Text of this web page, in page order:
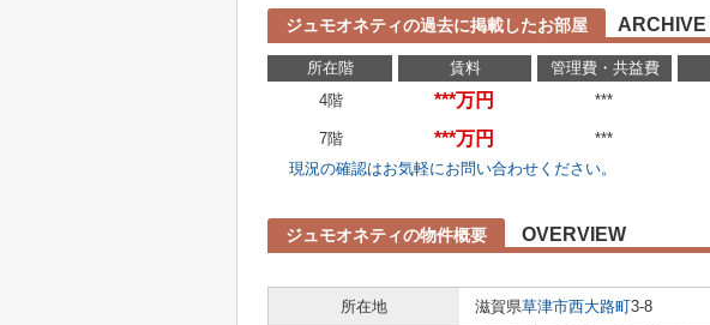
ジュモオネティの過去に掲載したお部屋 ARCHIVE
所在階 賃料 管理費・共益費
4階
***万円 ***
7階 ***万円 ***
現況の確認はお気軽にお問い合わせください。
ジュモオネティの物件概要 OVERVIEW
所在地
滋賀県草津市西大路町3-8